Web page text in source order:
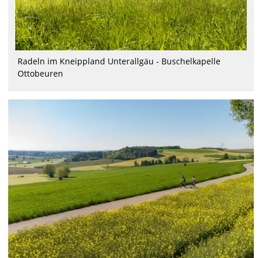
Radeln im Kneippland Unterallgäu - Buschelkapelle
Ottobeuren